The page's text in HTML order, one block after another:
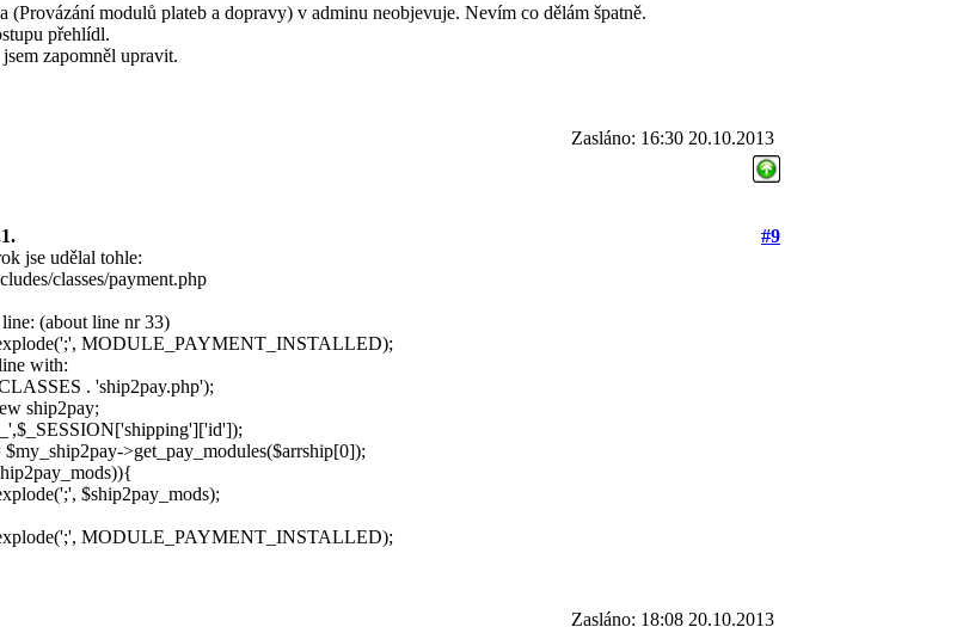
(Provázání modulů plateb a dopravy) v adminu neobjevuje. Nevím co dělám špatně.
přehlídl.
zapomněl upravit.
Zasláno: 16:30 20.10.2013
#9
jse udělal tohle:
classes/payment.php
(about line nr 33)
MODULE_PAYMENT_INSTALLED);
with:
. 'ship2pay.php');
ship2pay;
>get_pay_modules($arrship[0]);
$ship2pay_mods);
MODULE_PAYMENT_INSTALLED);
Zasláno: 18:08 20.10.2013